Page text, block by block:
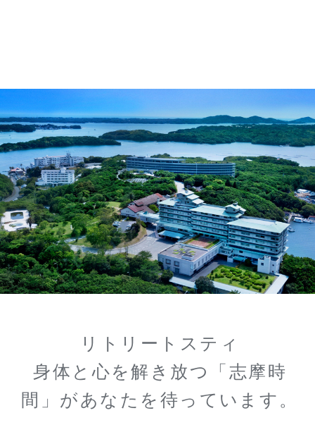
リトリートスティ
身体と心を解き放つ「志摩時
間」があなたを待っています。